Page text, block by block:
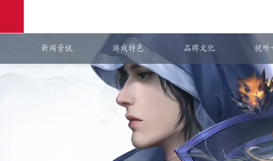
新闻资讯 游戏特色 品牌文化 视听